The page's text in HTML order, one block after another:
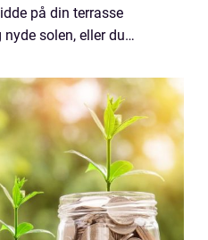
på din terrasse
solen, eller du
græsset. Du vil